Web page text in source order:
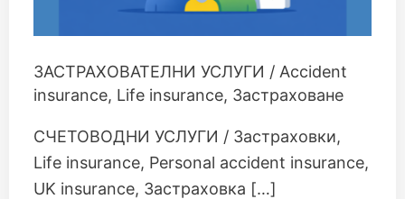
ЗАСТРАХОВАТЕЛНИ УСЛУГИ / Accident
insurance, Life insurance, Застраховане
СЧЕТОВОДНИ УСЛУГИ / Застраховки,
Life insurance, Personal accident insurance,
UK insurance, Застраховка […]